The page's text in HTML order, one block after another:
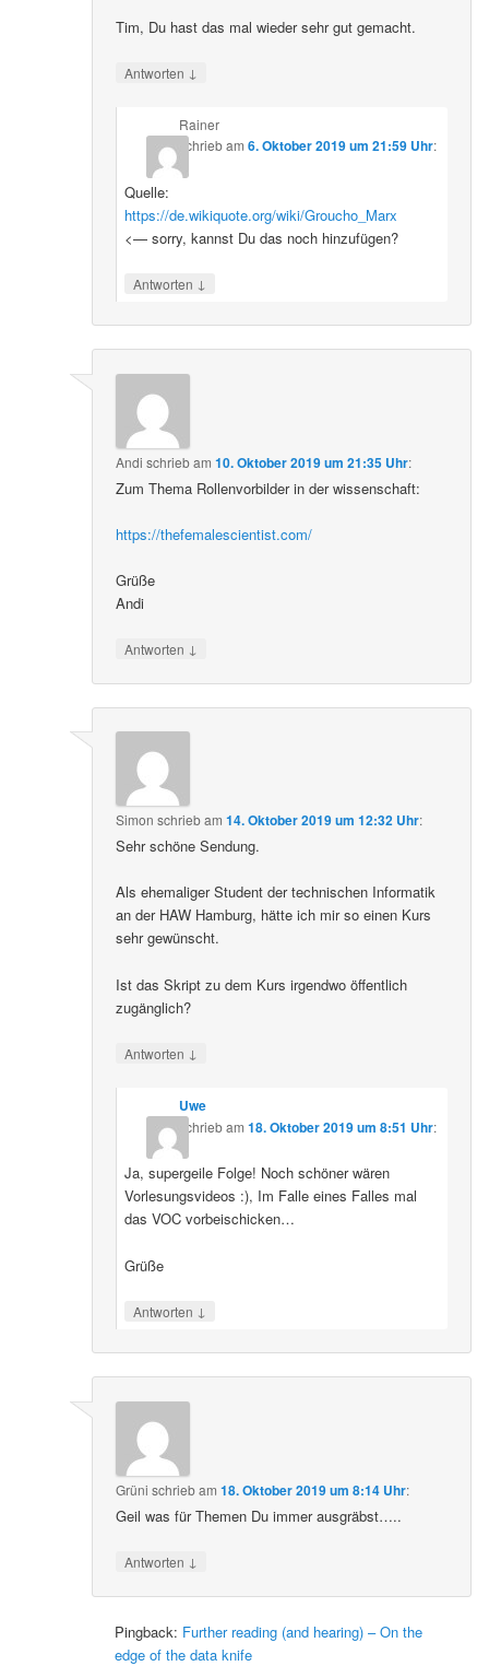
Tim, Du hast das mal wieder sehr gut gemacht.
Antworten ↓
Rainer
schriebam 6. Oktober 2019 um 21:59 Uhr:
Quelle:
https://de.wikiquote.org/wiki/Groucho_Marx
<— sorry, kannst Du das noch hinzufügen?
Antworten ↓
Andi schriebam10. Oktober 2019 um 21:35 Uhr:
Zum Thema Rollenvorbilder in der wissenschaft:
https://thefemalescientist.com/
Grüße
Andi
Antworten ↓
Simon schriebam14. Oktober 2019 um 12:32 Uhr:
Sehr schöne Sendung.
Als ehemaliger Student der technischen Informatik
an der HAW Hamburg, hätte ich mir so einen Kurs
sehr gewünscht.
Ist das Skript zu dem Kurs irgendwo öffentlich
zugänglich?
Antworten ↓
Uwe
schriebam 18. Oktober 2019 um 8:51 Uhr:
Ja, supergeile Folge! Noch schöner wären
Vorlesungsvideos :), Im Falle eines Falles mal
das VOC vorbeischicken…
Grüße
Antworten ↓
Grüni schriebam18. Oktober 2019 um 8:14 Uhr:
Geil was für Themen Du immer ausgräbst…..
Antworten ↓
Pingback: Further reading (and hearing) – On the
edge of the data knife